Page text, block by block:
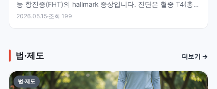
능 항진증(FHT)의 hallmark 증상입니다. 진단은 혈중 T4(총
티록신) 수치로 확인하며 정상 범위 0.…
2026.05.15 조회 199
법·제도 더보기 →
법·제도